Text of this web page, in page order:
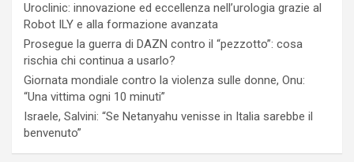
Uroclinic: innovazione ed eccellenza nell’urologia grazie al
Robot ILY e alla formazione avanzata
Prosegue la guerra di DAZN contro il “pezzotto”: cosa
rischia chi continua a usarlo?
Giornata mondiale contro la violenza sulle donne, Onu:
“Una vittima ogni 10 minuti”
Israele, Salvini: “Se Netanyahu venisse in Italia sarebbe il
benvenuto”